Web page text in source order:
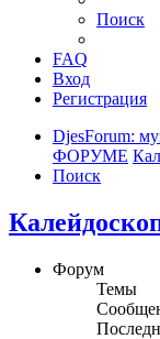
Поиск
FAQ
Вход
Регистрация
DjesForum:
ФОРУМЕ
Поиск
Форум
Темы